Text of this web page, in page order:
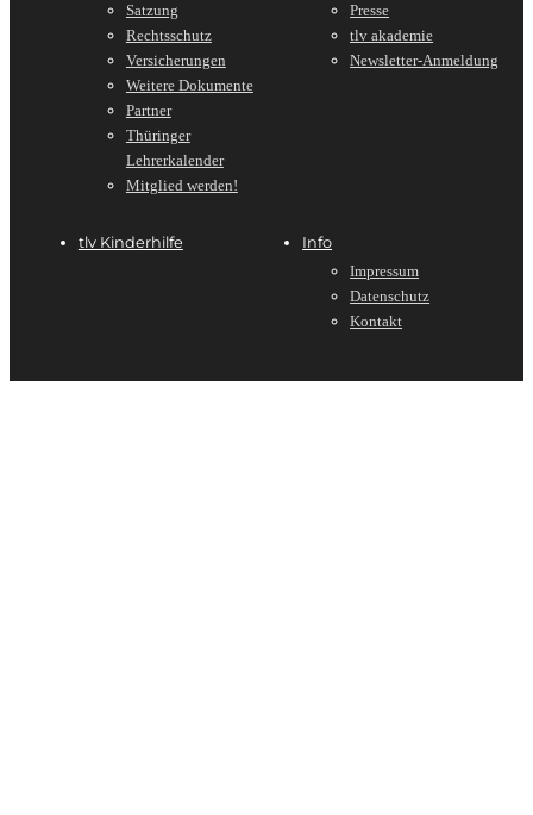
Satzung
Rechtsschutz
Versicherungen
Weitere Dokumente
Partner
Thüringer
Lehrerkalender
Mitglied werden!
Presse
tlv akademie
Newsletter-Anmeldung
tlv Kinderhilfe
Info
Impressum
Datenschutz
Kontakt